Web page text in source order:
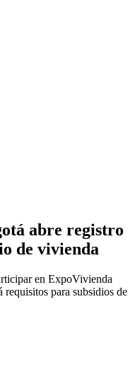
abre registro
de vivienda
en ExpoVivienda
para subsidios de